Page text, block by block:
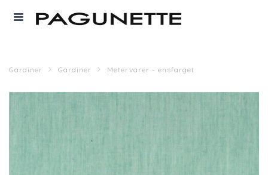
Gardiner Gardiner Metervarer - ensfarget